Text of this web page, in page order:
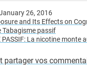
26, 2016
and Its Effects on
Tabagisme passif
PASSIF: La nicotine
partager vos